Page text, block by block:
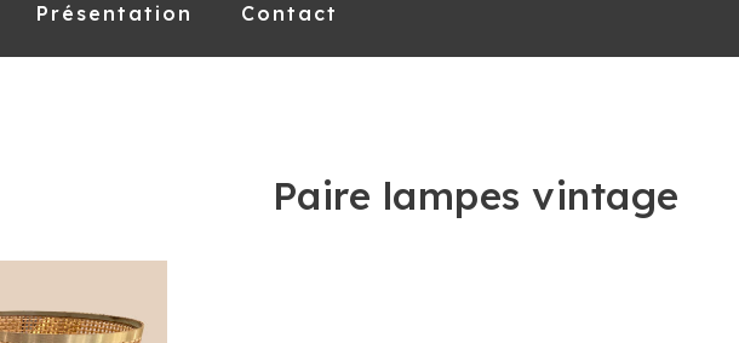
Présentation Contact
Paire lampes vintage